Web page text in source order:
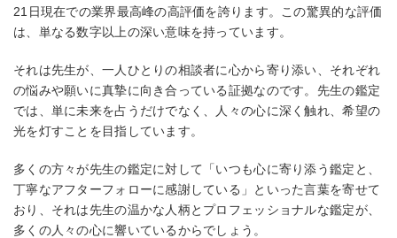
21日現在での業界最高峰の高評価を誇ります。この驚異的な評価
は、単なる数字以上の深い意味を持っています。
それは先生が、一人ひとりの相談者に心から寄り添い、それぞれ
の悩みや願いに真摯に向き合っている証拠なのです。先生の鑑定
では、単に未来を占うだけでなく、人々の心に深く触れ、希望の
光を灯すことを目指しています。
多くの方々が先生の鑑定に対して「いつも心に寄り添う鑑定と、
丁寧なアフターフォローに感謝している」といった言葉を寄せて
おり、それは先生の温かな人柄とプロフェッショナルな鑑定が、
多くの人々の心に響いているからでしょう。